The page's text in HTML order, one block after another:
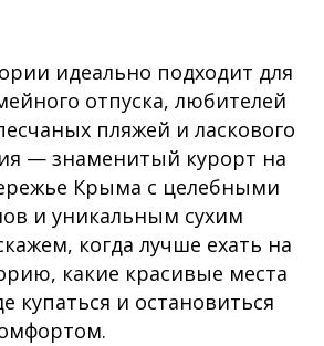
идеально подходит для
отпуска, любителей
пляжей и ласкового
— знаменитый курорт на
Крыма с целебными
и уникальным сухим
когда лучше ехать на
какие красивые места
купаться и остановиться